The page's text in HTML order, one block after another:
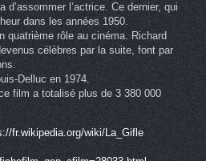
d’assommer l’actrice. Ce dernier, qui
dans les années 1950.
quatrième rôle au cinéma. Richard
célèbres par la suite, font par
Delluc en 1974.
film a totalisé plus de 3 380 000
fr.wikipedia.org/wiki/La_Gifle